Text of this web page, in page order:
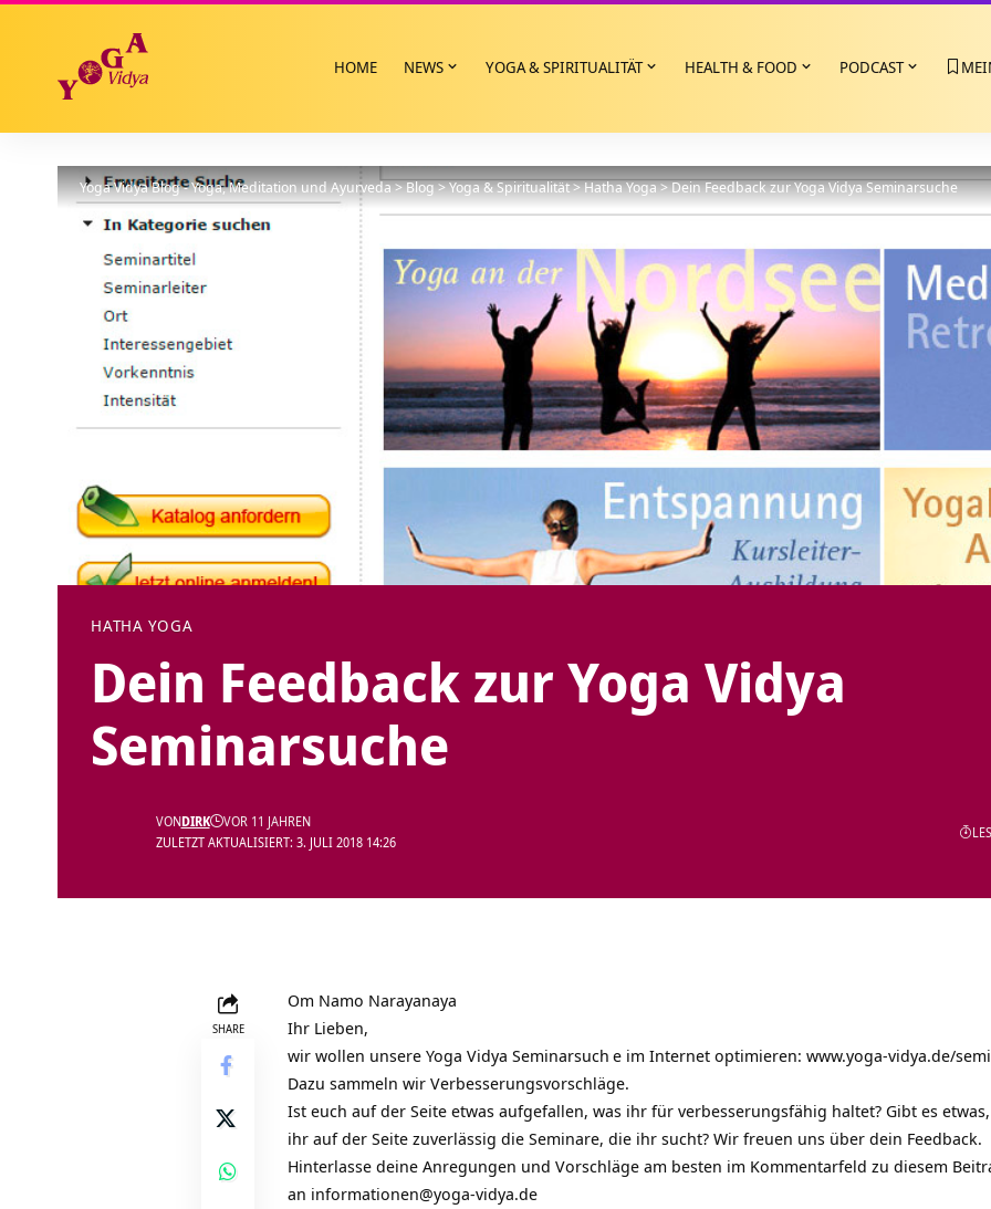
HOME NEWS YOGA & SPIRITUALITÄT HEALTH & FOOD PODCAST
Yoga Vidya Blog - Yoga, Meditation und Ayurveda>Blog>Yoga & Spiritualität>Hatha Yoga>Dein Feedback zur Yoga Vidya Seminarsuche
HATHA YOGA
Dein Feedback zur Yoga Vidya
Seminarsuche
ZULETZT AKTUALISIERT: 3. JULI 2018 14:26
VONDIRK VOR 11 JAHREN
SHARE
Om Namo Narayanaya
Ihr Lieben,
wir wollen unsere Yoga Vidya Seminarsuch e im Internet optimieren: www.yoga-vidya.de/
Dazu sammeln wir Verbesserungsvorschläge.
Ist euch auf der Seite etwas aufgefallen, was ihr für verbesserungsfähig haltet? Gibt es
ihr auf der Seite zuverlässig die Seminare, die ihr sucht? Wir freuen uns über dein Feedback.
Hinterlasse deine Anregungen und Vorschläge am besten im Kommentarfeld zu diesem
an informationen@yoga-vidya.de